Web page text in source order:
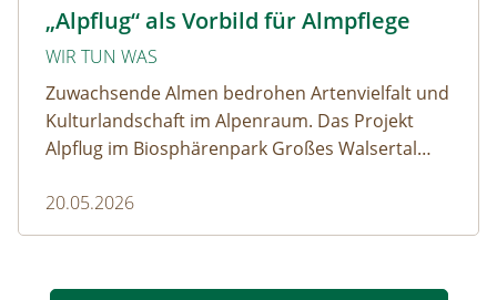
„Alpflug“ als Vorbild für Almpflege
WIR TUN WAS
Zuwachsende Almen bedrohen Artenvielfalt und
Kulturlandschaft im Alpenraum. Das Projekt
Alpflug im Biosphärenpark Großes Walsertal
wertvolle Almflächen erhält und neue Energie
für den Naturschutz schafft.
20.05.2026